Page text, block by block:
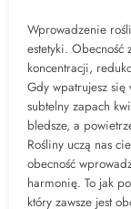
Wprowadzenie
estetyki. Obecność
koncentracji,
Gdy wpatrujesz się
subtelny zapach
bledsze, a
Rośliny uczą nas
obecność
harmonię. To jak
który zawsze jest